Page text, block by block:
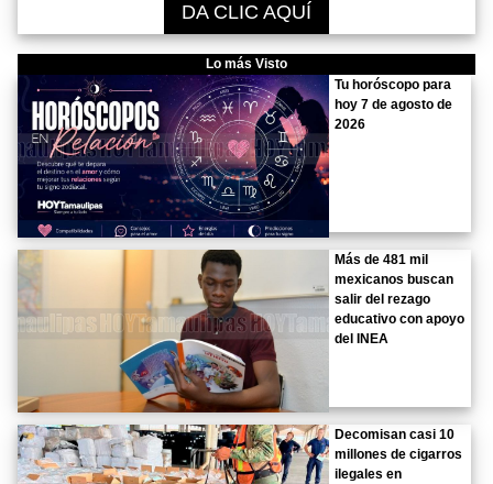
DA CLIC AQUÍ
Lo más Visto
Tu horóscopo para
hoy 7 de agosto de
2026
Más de 481 mil
mexicanos buscan
salir del rezago
educativo con apoyo
del INEA
Decomisan casi 10
millones de cigarros
ilegales en